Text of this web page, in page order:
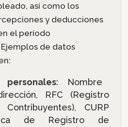
así como los
y deducciones
el período
de datos
personales: Nombre
RFC (Registro
CURP
de Registro de